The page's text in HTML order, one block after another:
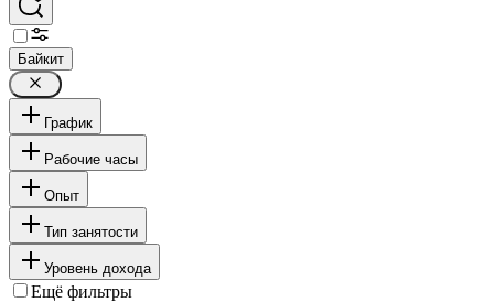
Байкит
График
Рабочие часы
Опыт
Тип занятости
Уровень дохода
Ещё фильтры